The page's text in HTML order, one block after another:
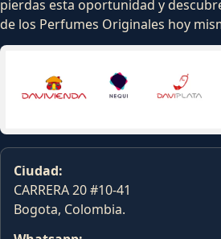
pierdas esta oportunidad y
de los Perfumes Originales hoy
Ciudad:
CARRERA 20 #10-41
Bogota, Colombia.